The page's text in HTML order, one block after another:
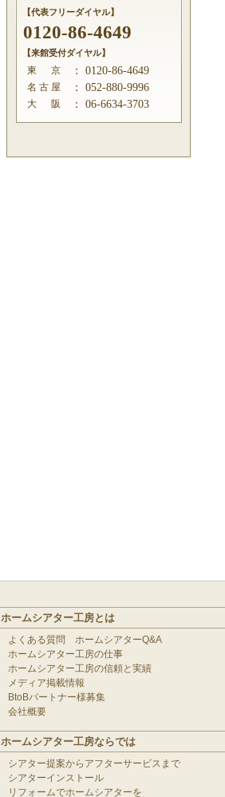
【代表フリーダイヤル】
0120-86-4649
【来館受付ダイヤル】
東 京 ： 0120-86-4649
名 古 屋 ： 052-880-9996
大 阪 ： 06-6634-3703
ホームシアター工房とは
よくある質問 ホームシアターQ&A
ホームシアター工房の仕事
ホームシアター工房の信頼と実績
メディア掲載情報
BtoBパートナー様募集
会社概要
ホームシアター工房ならでは
シアター提案からアフターサービスまで
シアターインストール
リフォームでホームシアターを